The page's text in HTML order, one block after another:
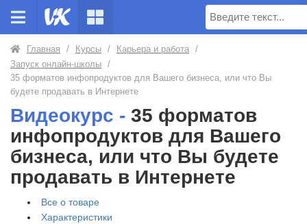
Поиск
Главная / Курсы / Карьера и работа /
Запуск онлайн-школы /
35 форматов инфопродуктов для Вашего бизнеса, или что Вы
будете продавать в Интернете
Видеокурс - 35 форматов
инфопродуктов для Вашего
бизнеса, или что Вы будете
продавать в Интернете
Все о товаре
Характеристики